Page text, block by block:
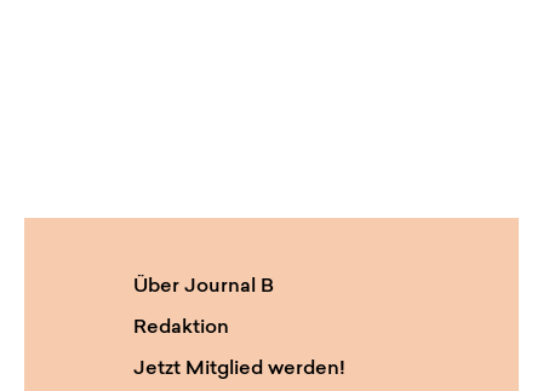
Über Journal B
Redaktion
Jetzt Mitglied werden!